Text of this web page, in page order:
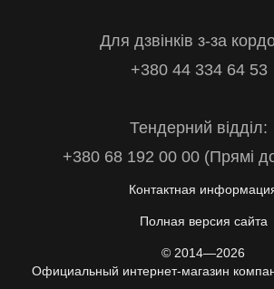
Для дзвінків з-за
+380 44 334 64 53
Тендерний відділ:
+380 68 192 00 00 (Прямі
Контактная
Полная версия сайта
© 2014—2026
Официальный интернет-магазин